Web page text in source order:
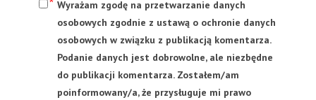
Wyrażam zgodę na przetwarzanie danych
osobowych zgodnie z ustawą o ochronie danych
osobowych w związku z publikacją komentarza.
Podanie danych jest dobrowolne, ale niezbędne
do publikacji komentarza. Zostałem/am
poinformowany/a, że przysługuje mi prawo